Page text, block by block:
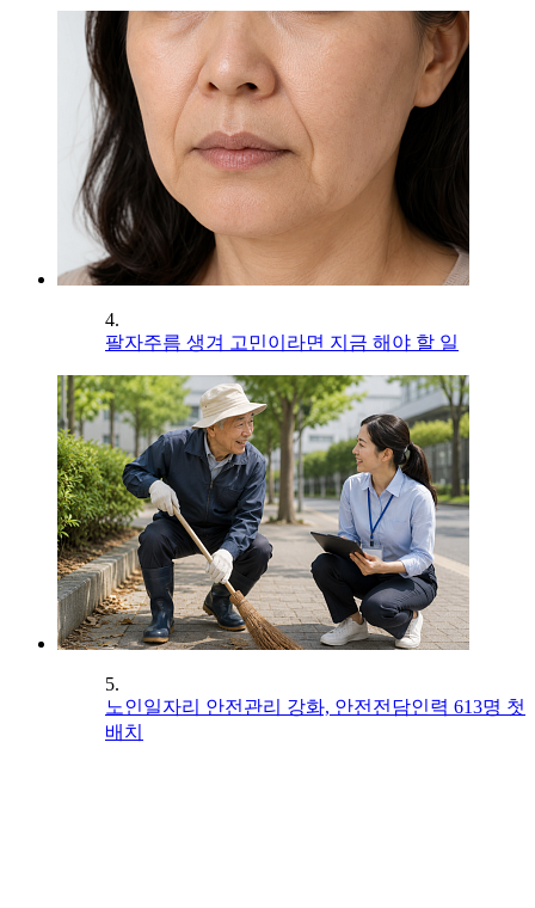
4.
팔자주름 생겨 고민이라면 지금 해야 할 일
5.
노인일자리 안전관리 강화, 안전전담인력 613명 첫
배치